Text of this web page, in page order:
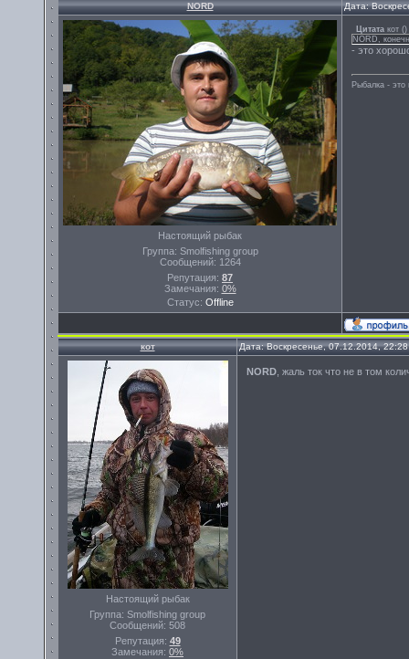
NORD Дата:
Настоящий рыбак
Группа: Smolfishing group
Сообщений: 1264
Репутация: 87
Замечания: 0%
Статус: Offline
Цитата кот ()
NORD,
- это
Рыбалка -
кот Дата: Воскресенье, 07.12.2014,
Настоящий рыбак
Группа: Smolfishing group
Сообщений: 508
Репутация: 49
Замечания: 0%
NORD , жаль ток что не в том